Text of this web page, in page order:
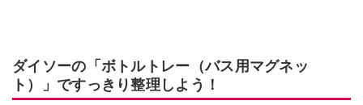
ダイソーの「ボトルトレー（バス用マグネッ
ト）」ですっきり整理しよう！